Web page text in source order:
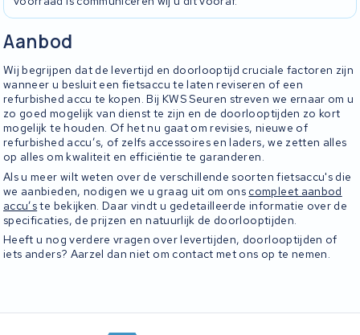
Aanbod
Wij begrijpen dat de levertijd en doorlooptijd cruciale factoren zijn
wanneer u besluit een fietsaccu te laten reviseren of een
refurbished accu te kopen. Bij KWS Seuren streven we ernaar om u
zo goed mogelijk van dienst te zijn en de doorlooptijden zo kort
mogelijk te houden. Of het nu gaat om revisies, nieuwe of
refurbished accu’s, of zelfs accessoires en laders, we zetten alles
op alles om kwaliteit en efficiëntie te garanderen.
Als u meer wilt weten over de verschillende soorten fietsaccu's die
we aanbieden, nodigen we u graag uit om ons compleet aanbod
accu’ste bekijken. Daar vindt u gedetailleerde informatie over de
specificaties, de prijzen en natuurlijk de doorlooptijden.
Heeft u nog verdere vragen over levertijden, doorlooptijden of
iets anders? Aarzel dan niet om contact met ons op te nemen.